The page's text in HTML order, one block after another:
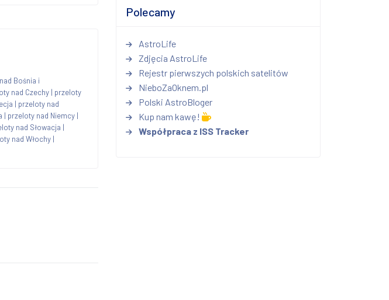
Bośnia i
nad Czechy | przeloty
| przeloty nad
| przeloty nad Niemcy |
nad Słowacja |
nad Włochy |
Polecamy
AstroLife
Zdjęcia AstroLife
Rejestr pierwszych polskich satelitów
NieboZaOknem.pl
Polski AstroBloger
Kup nam kawę!
Współpraca z ISS Tracker